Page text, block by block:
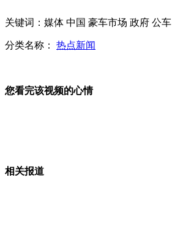
关键词：媒体 中国 豪车市场 政府 公车
分类名称： 热点新闻
您看完该视频的心情
相关报道